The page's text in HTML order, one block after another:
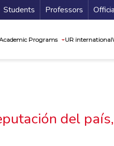
Students Professors
Programs UR international
del